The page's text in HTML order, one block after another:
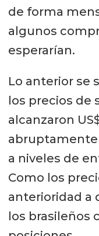
de forma
algunos
esperarían.
Lo anterior se
los precios de
alcanzaron
abruptamente
a niveles de
Como los
anterioridad a
los brasileños